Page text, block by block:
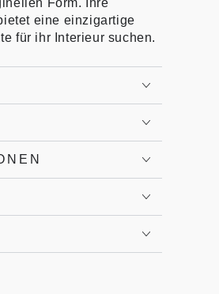
eine einzigartige
für ihr Interieur suchen.